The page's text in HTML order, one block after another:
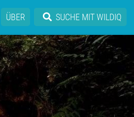
ÜBER SUCHE MIT WILDIQ